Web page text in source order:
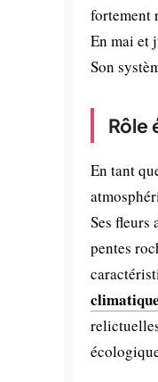
fortement
En mai et
Son
Rôle
En tant
Ses fleurs
pentes
climatique